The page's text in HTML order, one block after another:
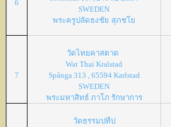
6
SWEDEN
พระครูปลัดธงชัย สุภชโย
7
วัดไทยคาสตาด
Wat Thai Kralstad
Spånga 313 , 65594 Karlstad
SWEDEN
พระมหาสิทธ์ ภาโภ รักษาการ
วัดธรรมปทีป